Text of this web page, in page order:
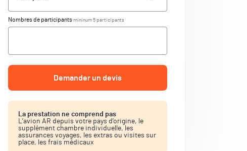
Nombres de participants mininum 5 participants
Demander un devis
La prestation ne comprend pas
L’avion AR depuis votre pays d’origine, le
supplément chambre individuelle, les
assurances voyages, les extras ou visites sur
place, les frais médicaux